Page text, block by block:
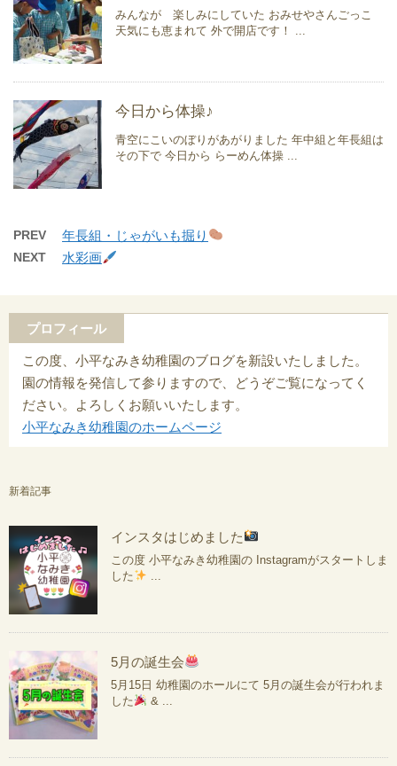
みんなが 楽しみにしていた おみせやさんごっこ
天気にも恵まれて 外で開店です！ ...
今日から体操♪
青空にこいのぼりがあがりました 年中組と年長組は
その下で 今日から らーめん体操 ...
PREV 年長組・じゃがいも掘り
NEXT 水彩画
プロフィール
この度、小平なみき幼稚園のブログを新設いたしました。
園の情報を発信して参りますので、どうぞご覧になってく
ださい。よろしくお願いいたします。
小平なみき幼稚園のホームページ
新着記事
インスタはじめました
この度 小平なみき幼稚園の Instagramがスタートしま
した
5月の誕生会
5月15日 幼稚園のホールにて 5月の誕生会が行われま
した
& ...